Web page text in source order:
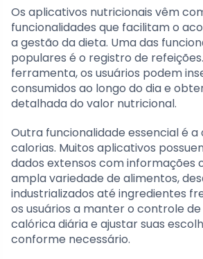
Os aplicativos nutricionais vêm
funcionalidades que facilitam o
a gestão da dieta. Uma das
populares é o registro de
ferramenta, os usuários podem
consumidos ao longo do dia e
detalhada do valor nutricional.
Outra funcionalidade essencial é
calorias. Muitos aplicativos
dados extensos com informações
ampla variedade de alimentos,
industrializados até ingredientes
os usuários a manter o controle
calórica diária e ajustar suas
conforme necessário.